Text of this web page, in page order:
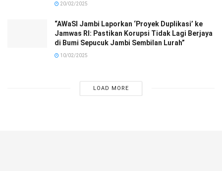
20/02/2025
“AWaSI Jambi Laporkan ‘Proyek Duplikasi’ ke
Jamwas RI: Pastikan Korupsi Tidak Lagi Berjaya
di Bumi Sepucuk Jambi Sembilan Lurah”
10/02/2025
LOAD MORE